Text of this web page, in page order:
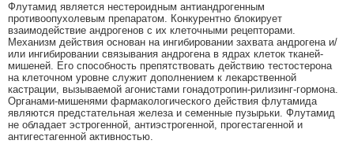
Флутамид является нестероидным антиандрогенным
противоопухолевым препаратом. Конкурентно блокирует
взаимодействие андрогенов с их клеточными рецепторами.
Механизм действия основан на ингибировании захвата андрогена и/
или ингибировании связывания андрогена в ядрах клеток тканей-
мишеней. Его способность препятствовать действию тестостерона
на клеточном уровне служит дополнением к лекарственной
кастрации, вызываемой агонистами гонадотропин-рилизинг-гормона.
Органами-мишенями фармакологического действия флутамида
являются предстательная железа и семенные пузырьки. Флутамид
не обладает эстрогенной, антиэстрогенной, прогестагенной и
антигестагенной активностью.